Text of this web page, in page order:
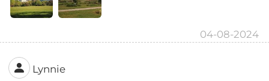
04-08-2024
Lynnie